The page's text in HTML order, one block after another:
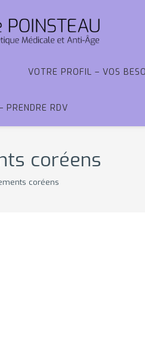
VOTRE PROFIL – VOS
PRENDRE RDV
coréens
coréens